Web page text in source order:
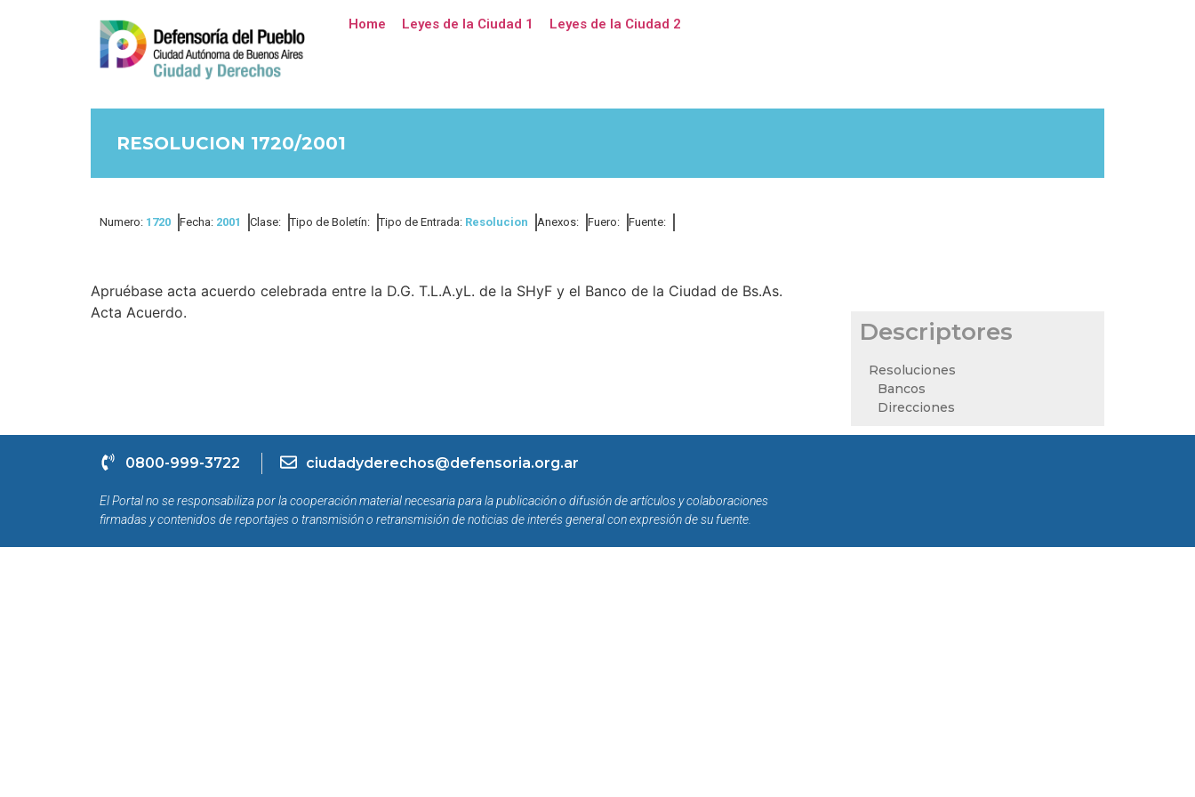
Home Leyes de la Ciudad 1 Leyes de la Ciudad 2
RESOLUCION 1720/2001
Numero: 1720 Fecha: 2001 Clase: Tipo de Boletín: Tipo de Entrada: Resolucion Anexos: Fuero: Fuente:
Apruébase acta acuerdo celebrada entre la D.G. T.L.A.yL. de la SHyF y el Banco de la Ciudad de Bs.As.
Acta Acuerdo.
Descriptores
Resoluciones
Bancos
Direcciones
0800-999-3722 ciudadyderechos@defensoria.org.ar
El Portal no se responsabiliza por la cooperación material necesaria para la publicación o difusión de artículos y colaboraciones
firmadas y contenidos de reportajes o transmisión o retransmisión de noticias de interés general con expresión de su fuente.